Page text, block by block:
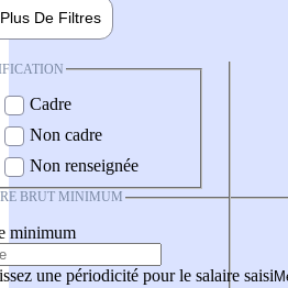
Plus De Filtres
Cadre
Non cadre
Non renseignée
BRUT MINIMUM
minimum
une périodicité pour le salaire saisi